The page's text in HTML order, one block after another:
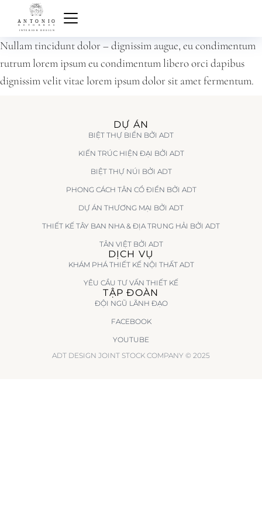
Nullam tincidunt dolor – dignissim augue, eu condimentum
rutrum lorem ipsum eu condimentum libero orci dapibus
dignissim velit vitae lorem ipsum dolor sit amet fermentum.
DỰ ÁN
BIỆT THỰ BIỂN BỞI ADT
KIẾN TRÚC HIỆN ĐẠI BỞI ADT
BIỆT THỰ NÚI BỞI ADT
PHONG CÁCH TÂN CỔ ĐIỂN BỞI ADT
DỰ ÁN THƯƠNG MẠI BỞI ADT
THIẾT KẾ TÂY BAN NHA & ĐỊA TRUNG HẢI BỞI ADT
TÂN VIỆT BỞI ADT
DỊCH VỤ
KHÁM PHÁ THIẾT KẾ NỘI THẤT ADT
YÊU CẦU TƯ VẤN THIẾT KẾ
TẬP ĐOÀN
ĐỘI NGŨ LÃNH ĐẠO
FACEBOOK
YOUTUBE
ADT DESIGN JOINT STOCK COMPANY © 2025